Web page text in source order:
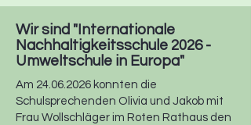
Wir sind "Internationale
Nachhaltigkeitsschule 2026 -
Umweltschule in Europa"
Am 24.06.2026 konnten die
Schulsprechenden Olivia und Jakob mit
Frau Wollschläger im Roten Rathaus den